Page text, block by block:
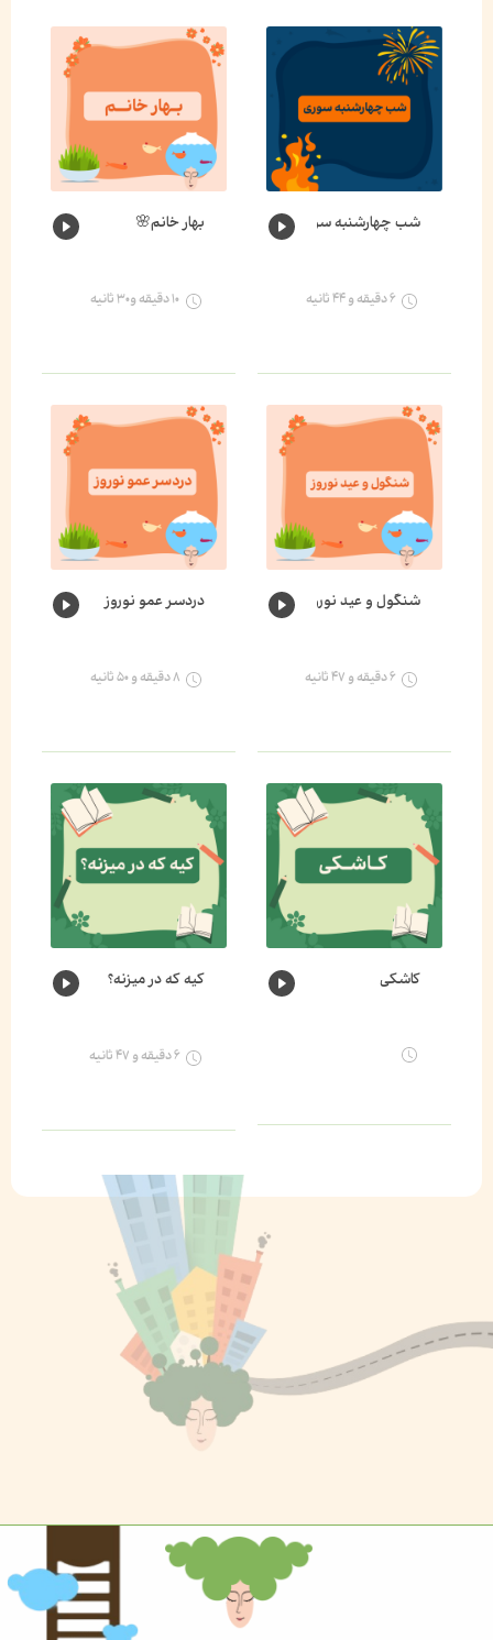
شب چهارشنبه سوری
۶ دقیقه و ۴۴ ثانیه
بهار خانم🌸
۱۰ دقیقه و۳۰ ثانیه
شنگول و عید نوروز
۶ دقیقه و ۴۷ ثانیه
دردسر عمو نوروز
۸ دقیقه و ۵۰ ثانیه
کاشکی کیه که در میزنه؟
۶ دقیقه و ۴۷ ثانیه